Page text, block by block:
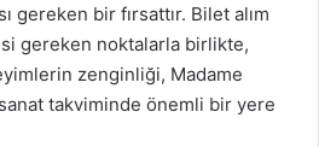
gereken bir fırsattır. Bilet alım
gereken noktalarla birlikte,
zenginliği, Madame
takviminde önemli bir yere